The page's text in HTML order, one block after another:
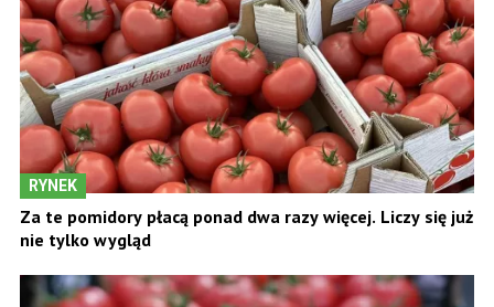
RYNEK
Za te pomidory płacą ponad dwa razy więcej. Liczy się już
nie tylko wygląd